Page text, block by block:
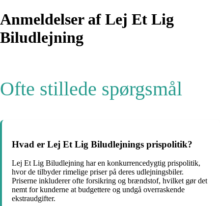
Anmeldelser af Lej Et Lig
Biludlejning
Ofte stillede spørgsmål
Hvad er Lej Et Lig Biludlejnings prispolitik?
Lej Et Lig Biludlejning har en konkurrencedygtig prispolitik,
hvor de tilbyder rimelige priser på deres udlejningsbiler.
Priserne inkluderer ofte forsikring og brændstof, hvilket gør det
nemt for kunderne at budgettere og undgå overraskende
ekstraudgifter.